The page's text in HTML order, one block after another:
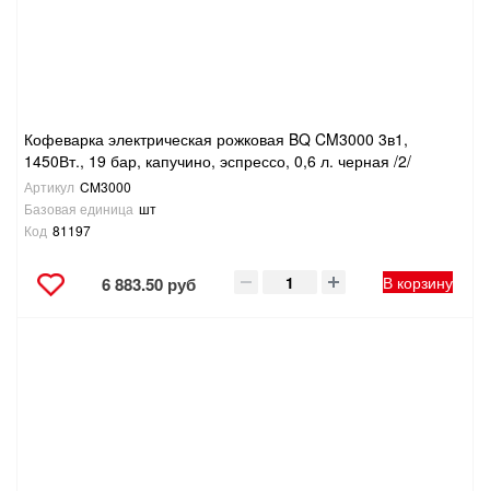
Кофеварка электрическая рожковая BQ CM3000 3в1,
1450Вт., 19 бар, капучино, эспрессо, 0,6 л. черная /2/
Артикул CM3000
Базовая единица шт
Код 81197
6 883.50 руб В корзину